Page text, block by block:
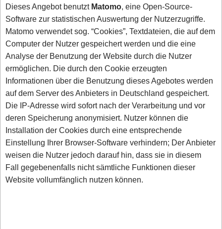
Dieses Angebot benutztMatomo, eine Open-Source-
Software zur statistischen Auswertung der Nutzerzugriffe.
Matomo verwendet sog. “Cookies”, Textdateien, die auf dem
Computer der Nutzer gespeichert werden und die eine
Analyse der Benutzung der Website durch die Nutzer
ermöglichen. Die durch den Cookie erzeugten
Informationen über die Benutzung dieses Agebotes werden
auf dem Server des Anbieters in Deutschland gespeichert.
Die IP-Adresse wird sofort nach der Verarbeitung und vor
deren Speicherung anonymisiert. Nutzer können die
Installation der Cookies durch eine entsprechende
Einstellung Ihrer Browser-Software verhindern; Der Anbieter
weisen die Nutzer jedoch darauf hin, dass sie in diesem
Fall gegebenenfalls nicht sämtliche Funktionen dieser
Website vollumfänglich nutzen können.